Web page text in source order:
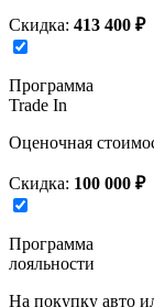
Скидка: 413 400 ₽
Программа
Trade In
Оценочная
Скидка: 100 000 ₽
Программа
лояльности
На покупку авто